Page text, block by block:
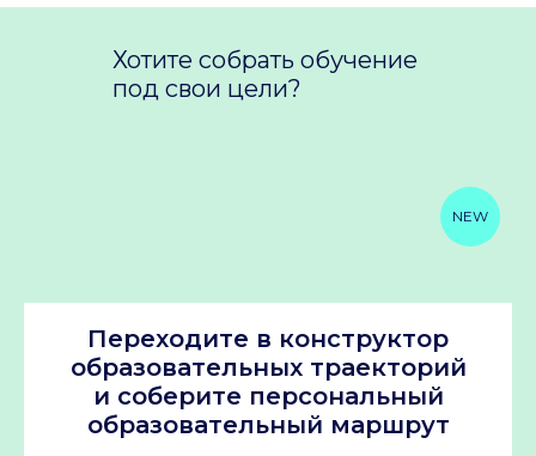
разочарование от организации
до подачи материалов в области
биоинформатики. Желаю Вам еще
Хотите собрать обучение
под свои цели?
NEW
Переходите в конструктор
образовательных траекторий
и соберите персональный
образовательный маршрут